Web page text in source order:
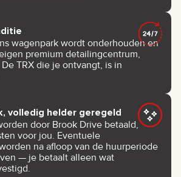
wagenpark wordt onderhouden en
premium detailingcentrum,
De TRX die je ontvangt, is in
volledig helder geregeld
door Brook Drive betaald,
voor jou. Eventuele
na afloop van de huurperiode
— je betaalt alleen wat